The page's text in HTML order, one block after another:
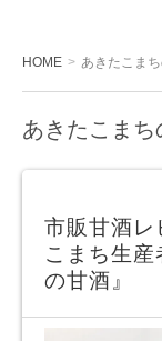
HOME あきたこま
あきたこまち
市販甘酒レ
こまち生
の甘酒』